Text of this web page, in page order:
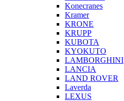
Konecranes
Kramer
KRONE
KRUPP
KUBOTA
KYOKUTO
LAMBORGHINI
LANCIA
LAND ROVER
Laverda
LEXUS